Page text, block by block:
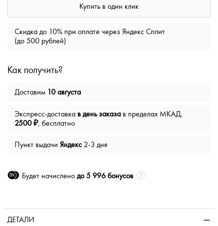
Купить в один клик
Скидка до 10% при оплате через Яндекс Сплит
(до 500 рублей)
Как получить?
Доставим 10 августа
Экспресс-доставка в день заказа в пределах МКАД,
2500 ₽, бесплатно
Пункт выдачи Яндекс 2-3 дня
Будет начислено до 5 996 бонусов
ДЕТАЛИ